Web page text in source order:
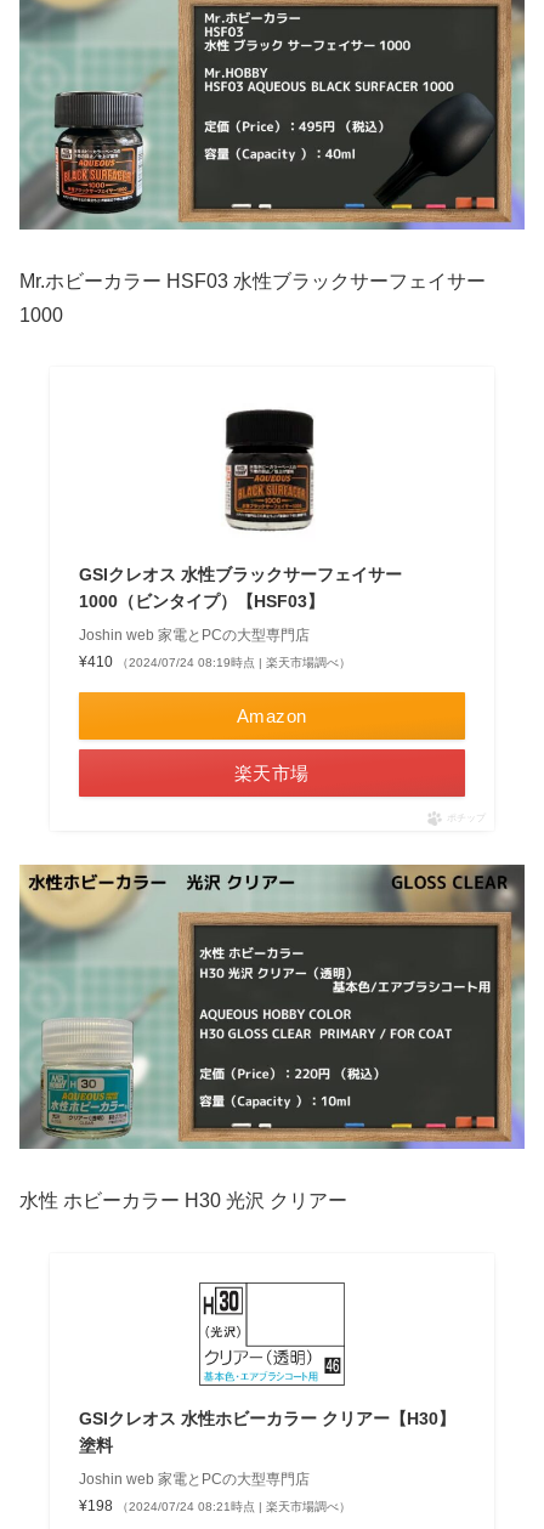
Mr.ホビーカラー HSF03 水性ブラックサーフェイサー
1000
GSIクレオス 水性ブラックサーフェイサー
1000（ビンタイプ）【HSF03】
Joshin web 家電とPCの大型専門店
¥410
（2024/07/24 08:19時点 | 楽天市場調べ）
Amazon
楽天市場
ポチップ
水性 ホビーカラー H30 光沢 クリアー
GSIクレオス 水性ホビーカラー クリアー【H30】
塗料
Joshin web 家電とPCの大型専門店
¥198
（2024/07/24 08:21時点 | 楽天市場調べ）